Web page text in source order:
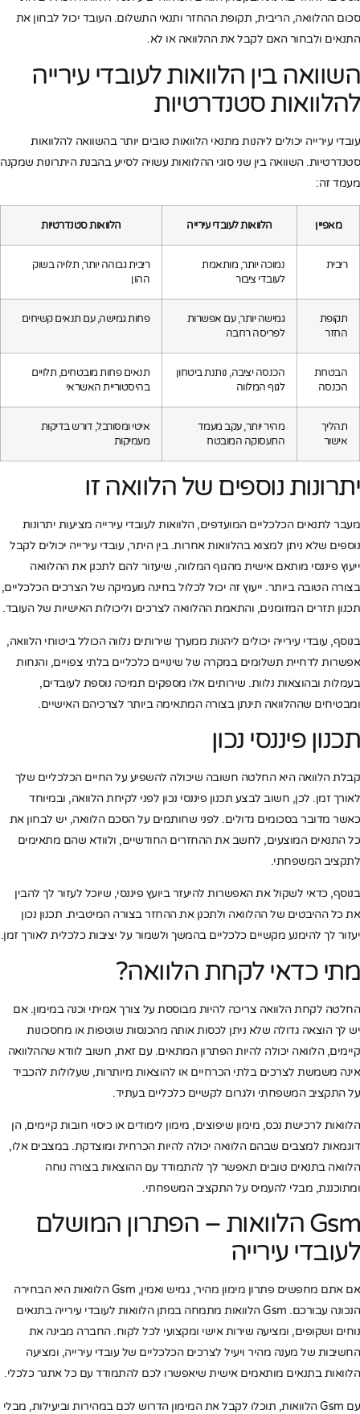
סכום ההלוואה, הריבית, תקופת ההחזר ותנאי התשלום. העובד יכול לבחון את
התנאים ולבחור האם לקבל את ההלוואה או לא.
השוואה בין הלוואות לעובדי עירייה
להלוואות סטנדרטיות
עובדי עירייה יכולים ליהנות מתנאי הלוואות טובים יותר בהשוואה להלוואות
סטנדרטיות. השוואה בין שני סוגי ההלוואות עשויה לסייע בהבנת היתרונות שמקנה
מעמד זה:
מאפיין הלוואות לעובדי עירייה הלוואות סטנדרטיות
ריבית
נמוכה יותר, מותאמת
לעובדי ציבור
ריבית גבוהה יותר, תלויה בשוק
ההון
תקופת
החזר
גמישה יותר, עם אפשרות
לפריסה רחבה
פחות גמישה, עם תנאים קשיחים
הבטחת
הכנסה
הכנסה יציבה, נותנת ביטחון
לגוף המלווה
תנאים פחות מובטחים, תלויים
בהיסטוריית האשראי
תהליך
אישור
מהיר יותר, עקב מעמד
התעסוקה המובטח
איטי ומסורבל, דורש בדיקות
מעמיקות
יתרונות נוספים של הלוואה זו
מעבר לתנאים הכלכליים המועדפים, הלוואות לעובדי עירייה מציעות יתרונות
נוספים שלא ניתן למצוא בהלוואות אחרות. בין היתר, עובדי עירייה יכולים לקבל
ייעוץ פיננסי מותאם אישית מהגוף המלווה, שיעזור להם לתכנן את ההלוואה
בצורה הטובה ביותר. ייעוץ זה יכול לכלול בחינה מעמיקה של הצרכים הכלכליים,
תכנון תזרים המזומנים, והתאמת ההלוואה לצרכים וליכולות האישיות של העובד.
בנוסף, עובדי עירייה יכולים ליהנות ממערך שירותים נלווה הכולל ביטוחי הלוואה,
אפשרות לדחיית תשלומים במקרה של שינויים כלכליים בלתי צפויים, והנחות
בעמלות ובהוצאות נלוות. שירותים אלו מספקים תמיכה נוספת לעובדים,
ומבטיחים שההלוואה תינתן בצורה המתאימה ביותר לצרכיהם האישיים.
תכנון פיננסי נכון
קבלת הלוואה היא החלטה חשובה שיכולה להשפיע על החיים הכלכליים שלך
לאורך זמן. לכן, חשוב לבצע תכנון פיננסי נכון לפני לקיחת הלוואה, ובמיוחד
כאשר מדובר בסכומים גדולים. לפני שחותמים על הסכם הלוואה, יש לבחון את
כל התנאים המוצעים, לחשב את ההחזרים החודשיים, ולוודא שהם מתאימים
לתקציב המשפחתי.
בנוסף, כדאי לשקול את האפשרות להיעזר ביועץ פיננסי, שיוכל לעזור לך להבין
את כל ההיבטים של ההלוואה ולתכנן את ההחזר בצורה המיטבית. תכנון נכון
יעזור לך להימנע מקשיים כלכליים בהמשך ולשמור על יציבות כלכלית לאורך זמן.
מתי כדאי לקחת הלוואה?
החלטה לקחת הלוואה צריכה להיות מבוססת על צורך אמיתי וכנה במימון. אם
יש לך הוצאה גדולה שלא ניתן לכסות אותה מהכנסות שוטפות או מחסכונות
קיימים, הלוואה יכולה להיות הפתרון המתאים. עם זאת, חשוב לוודא שההלוואה
אינה משמשת לצרכים בלתי הכרחיים או להוצאות מיותרות, שעלולות להכביד
על התקציב המשפחתי ולגרום לקשיים כלכליים בעתיד.
הלוואות לרכישת נכס, מימון שיפוצים, מימון לימודים או כיסוי חובות קיימים, הן
דוגמאות למצבים שבהם הלוואה יכולה להיות הכרחית ומוצדקת. במצבים אלו,
הלוואה בתנאים טובים תאפשר לך להתמודד עם ההוצאות בצורה נוחה
ומתוכננת, מבלי להעמיס על התקציב המשפחתי.
Gsm הלוואות – הפתרון המושלם
לעובדי עירייה
אם אתם מחפשים פתרון מימון מהיר, גמיש ואמין, Gsm הלוואות היא הבחירה
הנכונה עבורכם. Gsm הלוואות מתמחה במתן הלוואות לעובדי עירייה בתנאים
נוחים ושקופים, ומציעה שירות אישי ומקצועי לכל לקוח. החברה מבינה את
החשיבות של מענה מהיר ויעיל לצרכים הכלכליים של עובדי עירייה, ומציעה
הלוואות בתנאים מותאמים אישית שיאפשרו לכם להתמודד עם כל אתגר כלכלי.
עם Gsm הלוואות, תוכלו לקבל את המימון הדרוש לכם במהירות וביעילות, מבלי